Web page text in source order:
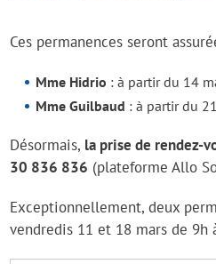
Ces permanences seront
Mme Hidrio : à partir du 14
Mme Guilbaud : à partir du
Désormais, la prise de rendez-
30 836 836 (plateforme Allo
Exceptionnellement, deux
vendredis 11 et 18 mars de 9h